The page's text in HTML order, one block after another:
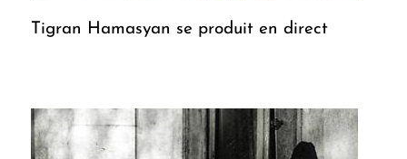
Tigran Hamasyan se produit en direct